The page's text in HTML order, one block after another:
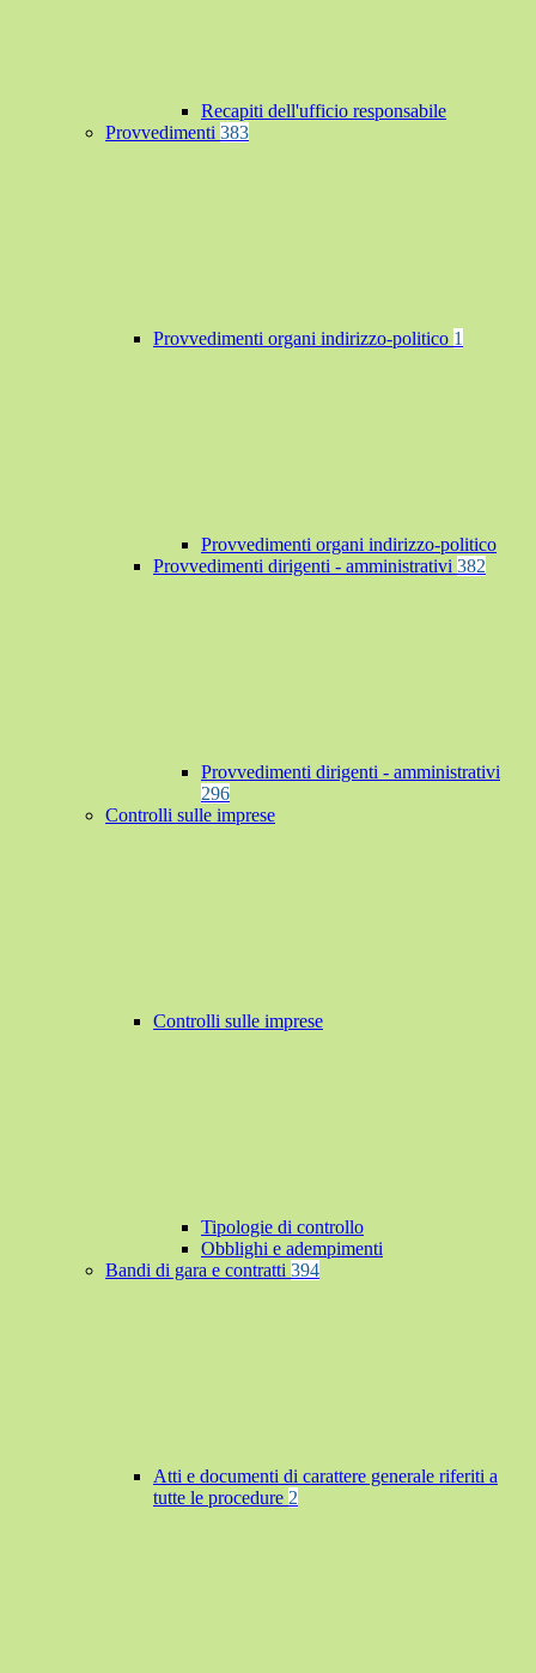
Recapiti dell'ufficio responsabile
Provvedimenti 383
Provvedimenti organi indirizzo-politico 1
Provvedimenti organi indirizzo-politico
Provvedimenti dirigenti - amministrativi 382
Provvedimenti dirigenti - amministrativi
296
Controlli sulle imprese
Controlli sulle imprese
Tipologie di controllo
Obblighi e adempimenti
Bandi di gara e contratti 394
Atti e documenti di carattere generale riferiti a
tutte le procedure 2